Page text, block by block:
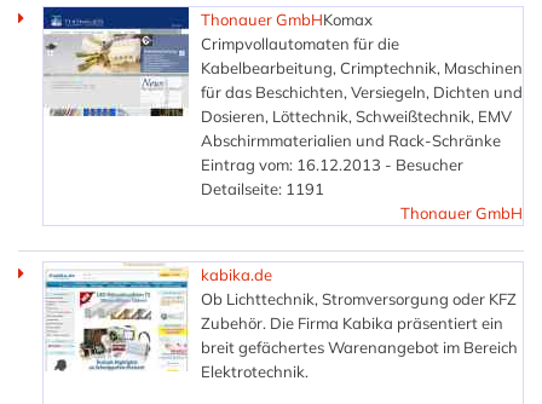
Thonauer GmbHKomax
Crimpvollautomaten für die
Kabelbearbeitung, Crimptechnik, Maschinen
für das Beschichten, Versiegeln, Dichten und
Dosieren, Löttechnik, Schweißtechnik, EMV
Abschirmmaterialien und Rack-Schränke
Eintrag vom: 16.12.2013 - Besucher
Detailseite: 1191
Thonauer GmbH
kabika.de
Ob Lichttechnik, Stromversorgung oder KFZ
Zubehör. Die Firma Kabika präsentiert ein
breit gefächertes Warenangebot im Bereich
Elektrotechnik.